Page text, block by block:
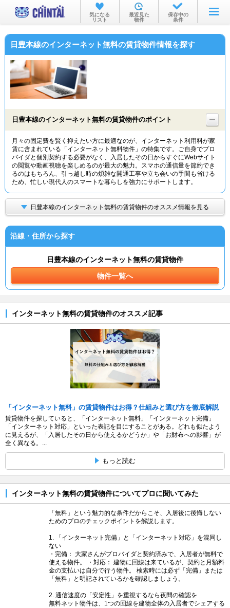
お部屋を探す
沿線・駅から
物件特集から
TOP
気になる
リスト
最近見た
物件
保存中の
条件
日豊本線のインターネット無料の賃貸物件情報を探す
日豊本線のインターネット無料の賃貸物件のポイント
月々の固定費を賢く抑えたい方に最適なのが、インターネット利用料が家
賃に含まれている「インターネット無料物件」の特集です。ご自身でプロ
バイダと個別契約する必要がなく、入居したその日からすぐにWebサイト
の閲覧や動画視聴を楽しめるのが最大の魅力。スマホの通信量を節約でき
るのはもちろん、引っ越し時の煩雑な開通工事や立ち会いの手間も省ける
ため、忙しい現代人のスマートな暮らしを強力にサポートします。
日豊本線のインターネット無料の賃貸物件のオススメ情報を見る
沿線・住所から探す
日豊本線のインターネット無料の賃貸物件
物件一覧へ
インターネット無料の賃貸物件のオススメ記事
「インターネット無料」の賃貸物件はお得？仕組みと選び方を徹底解説
賃貸物件を探していると、「インターネット無料」「インターネット完備」
「インターネット対応」といった表記を目にすることがある。どれも似たよう
に見えるが、「入居したその日から使えるかどうか」や「お財布への影響」が
全く異なる。...
もっと読む
インターネット無料の賃貸物件についてプロに聞いてみた
「無料」という魅力的な条件だからこそ、入居後に後悔しない
ためのプロのチェックポイントを解説します。
1. 「インターネット完備」と「インターネット対応」を混同し
ない
・完備： 大家さんがプロバイダと契約済みで、入居者が無料で
使える物件。 ・対応： 建物に回線は来ているが、契約と月額料
金の支払いは自分で行う物件。 検索時には必ず「完備」または
「無料」と明記されているかを確認しましょう。
2. 通信速度の「安定性」を重視するなら夜間の確認を
無料ネット物件は、1つの回線を建物全体の入居者でシェアする